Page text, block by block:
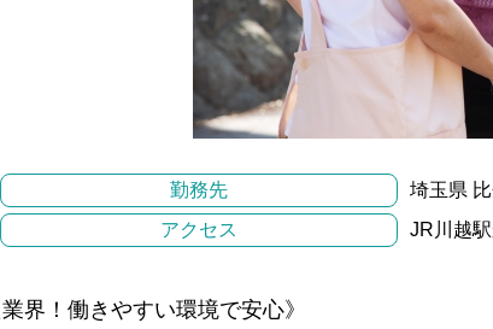
勤務先
埼玉県
アクセス
JR川越
業界！働きやすい環境で安心》